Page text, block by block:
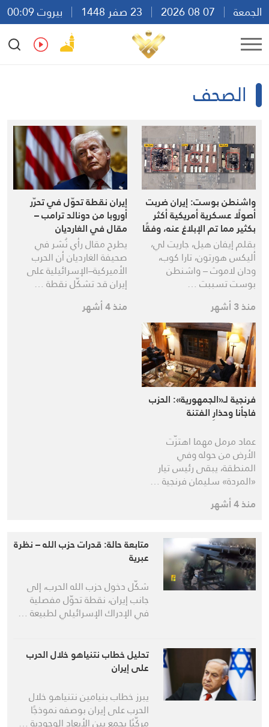
الجمعة
بيروت 00:09
Ar
En Fr Es
الصحف
واشنطن بوست: إيران ضربت
أصولًا عسكرية أمريكية أكثر
بكثير مما تم الإبلاغ عنه، وفقًا
لصور أقمار صناعية
بقلم إيفان هيل، جاريت لي،
أليكس هورتون، تارا كوب،
ودان لاموث – واشنطن
بوست تسببت …
منذ 3 أشهر
إيران نقطة تحوّل في تحرّر
أوروبا من دونالد ترامب –
مقال في الغارديان
يطرح مقال رأي نُشر في
صحيفة الغارديان أن الحرب
الأميركية–الإسرائيلية على
إيران قد تشكّل نقطة …
منذ 4 أشهر
فرنجية لـ«الجمهورية»: الحزب
فاجأنا وحذارِ الفتنة
عماد مرمل مهما اهتزّت
الأرض من حوله وفي
المنطقة، يبقى رئيس تيار
«المردة» سليمان فرنجية …
منذ 4 أشهر
متابعة حالة: قدرات حزب الله – نظرة
عبرية
شكّل دخول حزب الله الحرب، إلى
جانب إيران، نقطة تحوّل مفصلية
في الإدراك الإسرائيلي لطبيعة …
تحليل خطاب نتنياهو خلال الحرب
على إيران
يبرز خطاب بنيامين نتنياهو خلال
الحرب على إيران بوصفه نموذجًا
مركّبًا يجمع بين الأبعاد الوجودية …